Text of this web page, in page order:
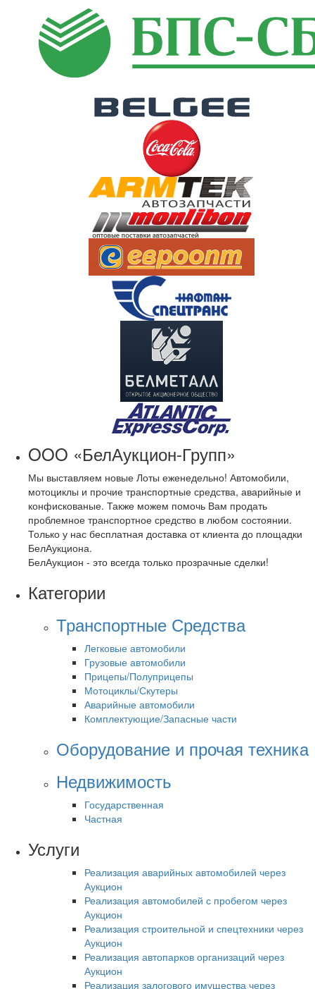
OOO «БелАукцион-Групп»
Мы выставляем новые Лоты еженедельно! Автомобили,
мотоциклы и прочие транспортные средства, аварийные и
конфискованые. Также можем помочь Вам продать
проблемное транспортное средство в любом состоянии.
Только у нас бесплатная доставка от клиента до площадки
БелАукциона.
БелАукцион - это всегда только прозрачные сделки!
Категории
Транспортные Средства
Легковые автомобили
Грузовые автомобили
Прицепы/Полуприцепы
Мотоциклы/Скутеры
Аварийные автомобили
Комплектующие/Запасные части
Оборудование и прочая техника
Недвижимость
Государственная
Частная
Услуги
Реализация аварийных автомобилей через
Аукцион
Реализация автомобилей с пробегом через
Аукцион
Реализация строительной и спецтехники через
Аукцион
Реализация автопарков организаций через
Аукцион
Реализация залогового имущества через